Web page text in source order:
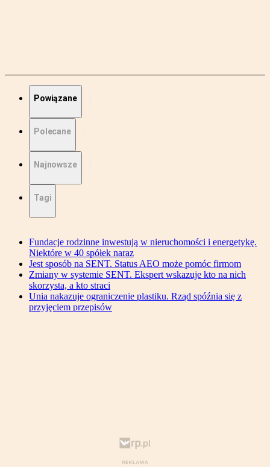
Powiązane
Polecane
Najnowsze
Tagi
Fundacje rodzinne inwestują w nieruchomości i energetykę.
Niektóre w 40 spółek naraz
Jest sposób na SENT. Status AEO może pomóc firmom
Zmiany w systemie SENT. Ekspert wskazuje kto na nich
skorzysta, a kto straci
Unia nakazuje ograniczenie plastiku. Rząd spóźnia się z
przyjęciem przepisów